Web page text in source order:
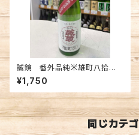
誠鏡 番外品純米雄町八拾生
原酒 720ml
¥1,750
同じカテ